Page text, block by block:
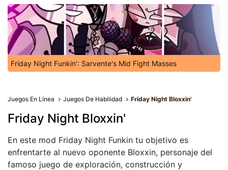
Friday Night Funkin': Sarvente's Mid Fight Masses
Juegos En Línea Juegos De Habilidad Friday Night Bloxxin'
Friday Night Bloxxin'
En este mod Friday Night Funkin tu objetivo es
enfrentarte al nuevo oponente Bloxxin, personaje del
famoso juego de exploración, construcción y